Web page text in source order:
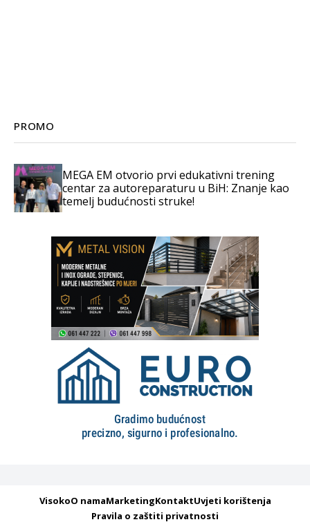
PROMO
MEGA EM otvorio prvi edukativni trening
centar za autoreparaturu u BiH: Znanje kao
temelj budućnosti struke!
VisokoO namaMarketingKontaktUvjeti korištenja
Pravila o zaštiti privatnosti